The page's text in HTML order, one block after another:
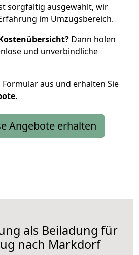
sorgfältig ausgewählt, wir
im Umzugsbereich.
Dann holen
und unverbindliche
Formular aus und erhalten Sie
Angebote erhalten
als Beiladung für
nach Markdorf